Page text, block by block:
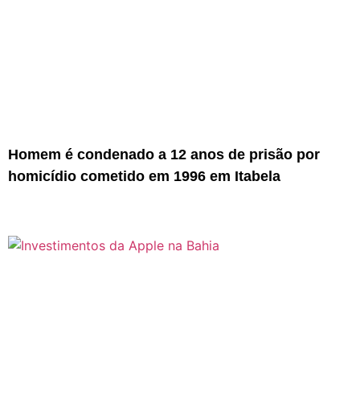
Homem é condenado a 12 anos de prisão por
homicídio cometido em 1996 em Itabela